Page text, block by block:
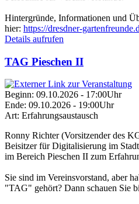
Hintergründe, Informationen und
hier: https://dresdner-
Details aufrufen
TAG Pieschen II
Beginn: 09.10.2026 - 17:00Uhr
Ende: 09.10.2026 - 19:00Uhr
Art: Erfahrungsaustausch
Ronny Richter (Vorsitzender des
Beisitzer für Digitalisierung im
im Bereich Pieschen II zum
Sie sind im Vereinsvorstand, aber
"TAG" gehört? Dann schauen Sie